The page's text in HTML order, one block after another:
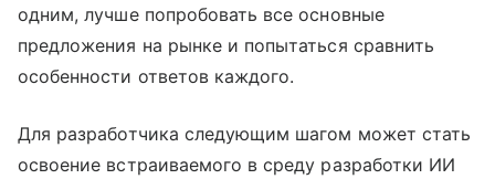
одним, лучше попробовать все основные
предложения на рынке и попытаться сравнить
особенности ответов каждого.
Для разработчика следующим шагом может стать
освоение встраиваемого в среду разработки ИИ